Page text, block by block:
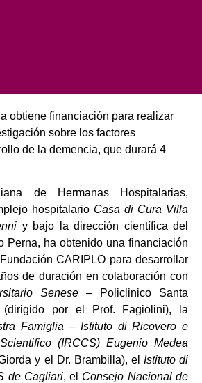
obtiene financiación para realizar
sobre los factores
de la demencia, que durará 4
de Hermanas Hospitalarias,
hospitalario Casa di Cura Villa
y bajo la dirección científica del
Perna, ha obtenido una financiación
CARIPLO para desarrollar
de duración en colaboración con
Senese – Policlinico Santa
(dirigido por el Prof. Fagiolini), la
Famiglia – Istituto di Ricovero e
(IRCCS) Eugenio Medea
y el Dr. Brambilla), el Istituto di
de Cagliari, el Consejo Nacional de